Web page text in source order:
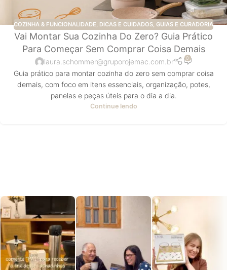
COZINHA & FUNCIONALIDADE, DICAS E CUIDADOS, GUIAS E CURADORIA
Vai Montar Sua Cozinha Do Zero? Guia Prático
Para Começar Sem Comprar Coisa Demais
laura.schommer@gruporojemac.com.br 0
Guia prático para montar cozinha do zero sem comprar coisa
demais, com foco em itens essenciais, organização, potes,
panelas e peças úteis para o dia a dia.
Continue lendo